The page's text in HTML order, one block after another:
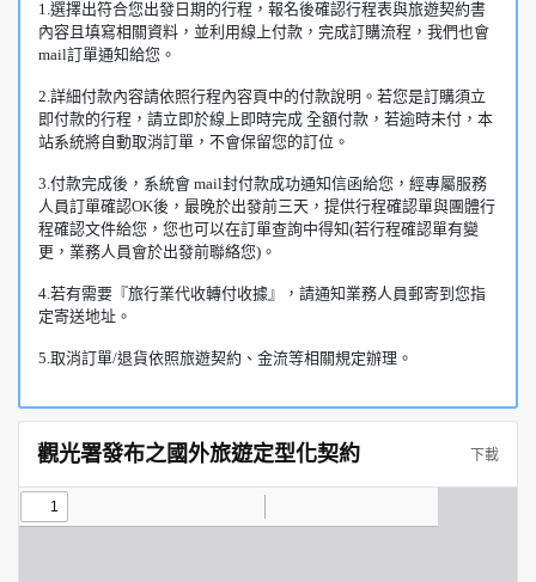
1.選擇出符合您出發日期的行程，報名後確認行程表與旅遊契約書
內容且填寫相關資料，並利用線上付款，完成訂購流程，我們也會
mail訂單通知給您。
2.詳細付款內容請依照行程內容頁中的付款說明。若您是訂購須立
即付款的行程，請立即於線上即時完成 全額付款，若逾時未付，本
站系統將自動取消訂單，不會保留您的訂位。
3.付款完成後，系統會 mail封付款成功通知信函給您，經專屬服務
人員訂單確認OK後，最晚於出發前三天，提供行程確認單與團體行
程確認文件給您，您也可以在訂單查詢中得知(若行程確認單有變
更，業務人員會於出發前聯絡您)。
4.若有需要『旅行業代收轉付收據』，請通知業務人員郵寄到您指
定寄送地址。
5.取消訂單/退貨依照旅遊契約、金流等相關規定辦理。
觀光署發布之國外旅遊定型化契約 下載